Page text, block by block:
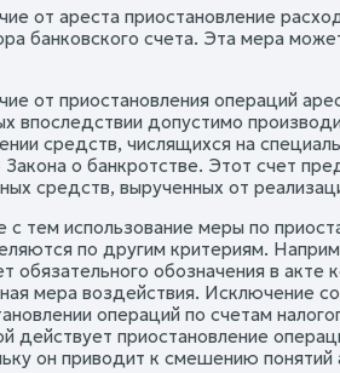
от ареста приостановление
банковского счета. Эта мера
от приостановления операций
впоследствии допустимо
средств, числящихся на
Закона о банкротстве. Этот счет
средств, вырученных от
с тем использование меры по
по другим критериям.
обязательного обозначения в
мера воздействия. Исключение
операций по счетам
действует приостановление
он приводит к смешению понятий